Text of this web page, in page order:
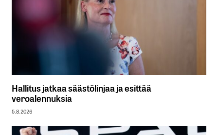
Hallitus jatkaa säästölinjaa ja esittää
veroalennuksia
5.8.2026